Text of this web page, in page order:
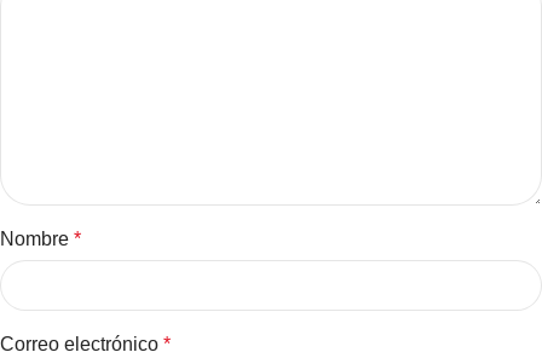
Nombre *
Correo electrónico *